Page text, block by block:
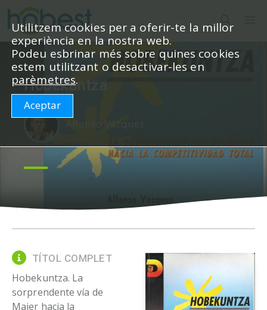
Vés
al
contingut
Hobekuntza
TÍTOL COMPLET
Hobekuntza. La
sorprendente vía de
Maier hacia la
Utilitzem cookies per a oferir-te la millor
experiència en la nostra web.
Podeu esbrinar més sobre quines cookies
estem utilitzant o desactivar-les en
parèmetres.
Aceptar